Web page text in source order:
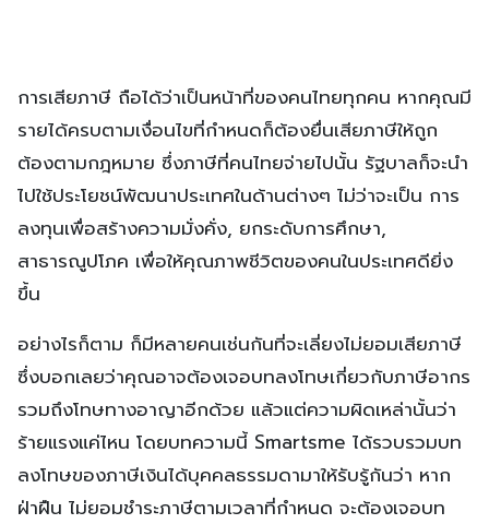
การเสียภาษี ถือได้ว่าเป็นหน้าที่ของคนไทยทุกคน หากคุณมี
รายได้ครบตามเงื่อนไขที่กำหนดก็ต้องยื่นเสียภาษีให้ถูก
ต้องตามกฎหมาย ซึ่งภาษีที่คนไทยจ่ายไปนั้น รัฐบาลก็จะนำ
ไปใช้ประโยชน์พัฒนาประเทศในด้านต่างๆ ไม่ว่าจะเป็น การ
ลงทุนเพื่อสร้างความมั่งคั่ง, ยกระดับการศึกษา,
สาธารณูปโภค เพื่อให้คุณภาพชีวิตของคนในประเทศดียิ่ง
ขึ้น
อย่างไรก็ตาม ก็มีหลายคนเช่นกันที่จะเลี่ยงไม่ยอมเสียภาษี
ซึ่งบอกเลยว่าคุณอาจต้องเจอบทลงโทษเกี่ยวกับภาษีอากร
รวมถึงโทษทางอาญาอีกด้วย แล้วแต่ความผิดเหล่านั้นว่า
ร้ายแรงแค่ไหน โดยบทความนี้ Smartsme ได้รวบรวมบท
ลงโทษของภาษีเงินได้บุคคลธรรมดามาให้รับรู้กันว่า หาก
ฝ่าฝืน ไม่ยอมชำระภาษีตามเวลาที่กำหนด จะต้องเจอบท